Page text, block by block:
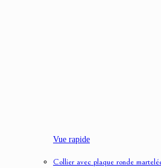
Vue rapide
Collier avec plaque ronde